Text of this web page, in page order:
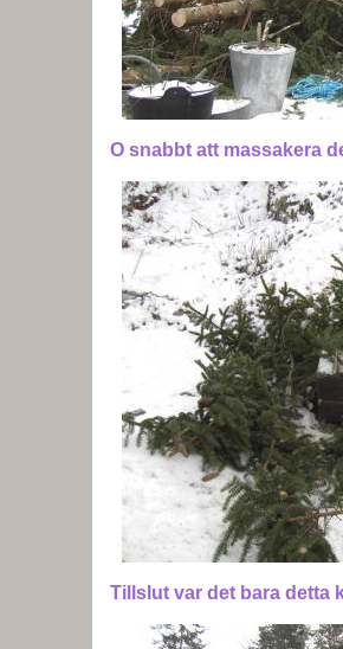
O snabbt att massakera
Tillslut var det bara detta